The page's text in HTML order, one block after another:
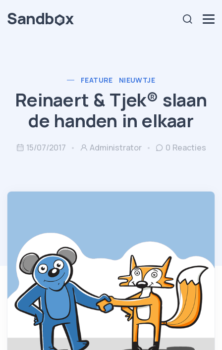
FEATURE NIEUWTJE
Reinaert & Tjek® slaan
de handen in elkaar
15/07/2017 Administrator 0 Reacties